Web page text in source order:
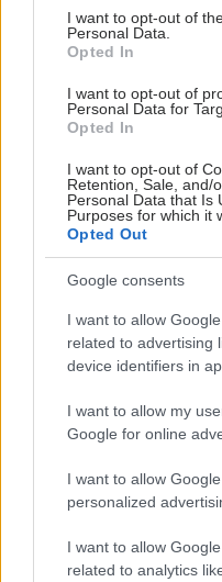
consent section.
I want to opt-out of
Personal Data.
Opted In
I want to opt-out of
Personal Data for
Opted In
I want to opt-out of
Retention, Sale, and/
Personal Data that Is
Purposes for which it
Opted Out
Google consents
I want to allow
related to advertising
device identifiers in
I want to allow my
Google for online
I want to allow
personalized
I want to allow
related to analytics
ΜΠΕΙΤΕ ΣΤΗ